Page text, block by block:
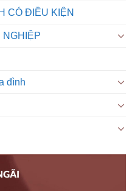
CÓ ĐIỀU KIỆN
đình